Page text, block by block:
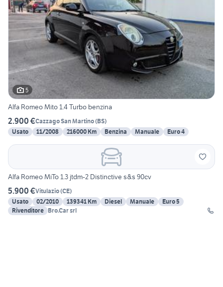
5
Alfa Romeo Mito 1.4 Turbo benzina
2.900 €Cazzago San Martino(BS)
Usato
11/2008 216000 Km Benzina Manuale Euro 4
Alfa Romeo MiTo 1.3 jtdm-2 Distinctive s&s 90cv
5.900 €Vitulazio(CE)
Usato
02/2010 139341 Km Diesel Manuale
Euro 5
Rivenditore Bro.Car srl